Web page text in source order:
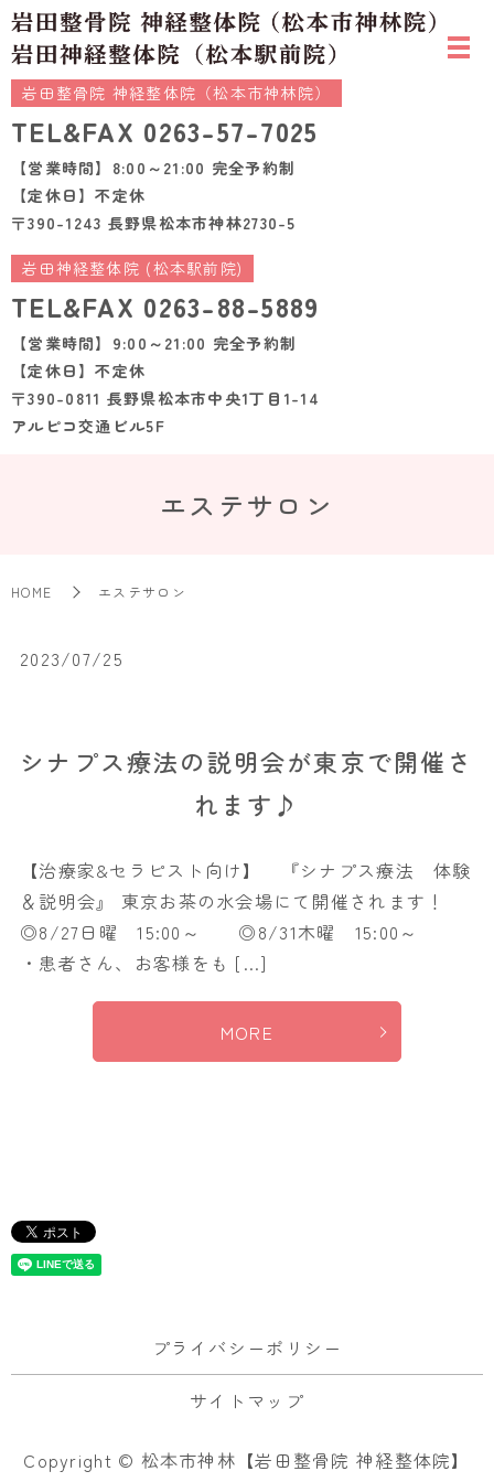
岩田整骨院 神経整体院（松本市神林院）
TEL&FAX 0263-57-7025
【営業時間】8:00～21:00 完全予約制
【定休日】不定休
〒390-1243 長野県松本市神林2730-5
岩田神経整体院 (松本駅前院)
TEL&FAX 0263-88-5889
【営業時間】9:00～21:00 完全予約制
【定休日】不定休
〒390-0811 長野県松本市中央1丁目1-14
アルピコ交通ビル5F
エステサロン
HOME エステサロン
2023/07/25
シナプス療法の説明会が東京で開催さ
れます♪
【治療家&セラピスト向け】 『シナプス療法 体験
＆説明会』 東京お茶の水会場にて開催されます！
◎8/27日曜 15:00～ ◎8/31木曜 15:00～
・患者さん、お客様をも […]
MORE
プライバシーポリシー
サイトマップ
Copyright © 松本市神林【岩田整骨院 神経整体院】